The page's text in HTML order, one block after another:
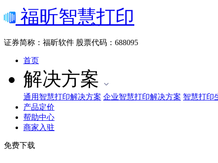
福昕智慧打印
证券简称：福昕软件 股票代码：688095
首页
解决方案
通用智慧打印解决方案 企业智慧打印解决方案 智慧打印
产品定价
帮助中心
商家入驻
免费下载